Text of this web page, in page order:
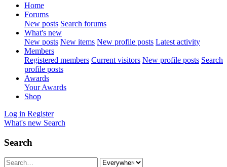
Home
Forums
New posts Search forums
What's new
New posts New items New profile posts Latest activity
Members
Registered members Current visitors New profile posts Search
profile posts
Awards
Your Awards
Shop
Log in Register
What's new Search
Search